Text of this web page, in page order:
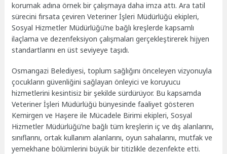
korumak adına örnek bir çalışmaya daha imza attı. Ara tatil
sürecini fırsata çeviren Veteriner İşleri Müdürlüğü ekipleri,
Sosyal Hizmetler Müdürlüğü’ne bağlı kreşlerde kapsamlı
ilaçlama ve dezenfeksiyon çalışmaları gerçekleştirerek hijyen
standartlarını en üst seviyeye taşıdı.
Osmangazi Belediyesi, toplum sağlığını önceleyen vizyonuyla
çocukların güvenliğini sağlayan önleyici ve koruyucu
hizmetlerini kesintisiz bir şekilde sürdürüyor. Bu kapsamda
Veteriner İşleri Müdürlüğü bünyesinde faaliyet gösteren
Kemirgen ve Haşere ile Mücadele Birimi ekipleri, Sosyal
Hizmetler Müdürlüğü’ne bağlı tüm kreşlerin iç ve dış alanlarını,
sınıflarını, ortak kullanım alanlarını, oyun sahalarını, mutfak ve
yemekhane bölümlerini büyük bir titizlikle dezenfekte etti.